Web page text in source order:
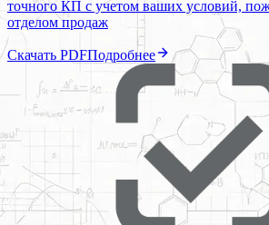
точного КП с учетом ваших условий,
отделом продаж
Скачать PDFПодробнее